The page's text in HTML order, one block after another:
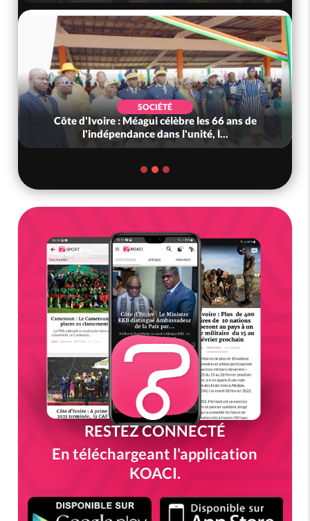
SOCIÉTÉ
Côte d'Ivoire : Méagui célèbre les 66 ans de
l'indépendance dans l'unité, l...
RESTEZ CONNECTÉ
En téléchargeant l'application
KOACI.